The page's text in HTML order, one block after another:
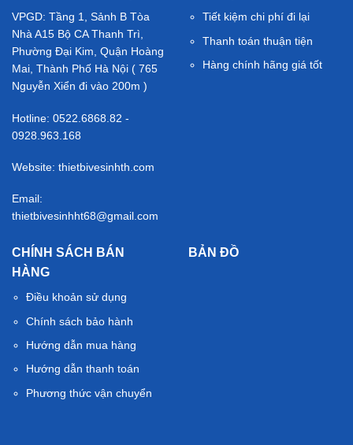
VPGD: Tầng 1, Sảnh B Tòa
Nhà A15 Bộ CA Thanh Trì,
Phường Đại Kim, Quận Hoàng
Mai, Thành Phố Hà Nội ( 765
Nguyễn Xiển đi vào 200m )
Hotline: 0522.6868.82 -
0928.963.168
Website: thietbivesinhth.com
Email:
thietbivesinhht68@gmail.com
Tiết kiệm chi phí đi lại
Thanh toán thuận tiện
Hàng chính hãng giá tốt
CHÍNH SÁCH BÁN
HÀNG
Điều khoản sử dụng
Chính sách bảo hành
Hướng dẫn mua hàng
Hướng dẫn thanh toán
Phương thức vận chuyển
BẢN ĐỒ